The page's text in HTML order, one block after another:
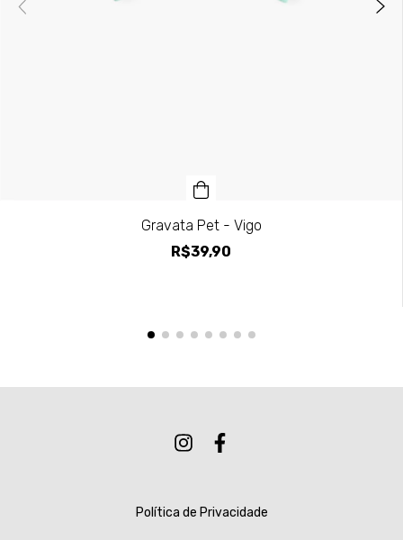
Gravata Pet - Vigo
R$39,90
Política de Privacidade